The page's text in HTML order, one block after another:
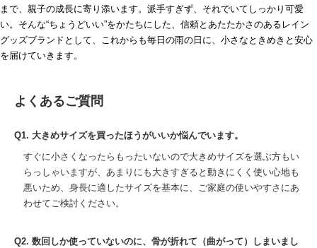
まで、親子の成長に寄り添います。派手すぎず、それでいてしっかり可愛
い。そんな“ちょうどいい”をかたちにした、信頼とあたたかさのあるレイン
グッズブランドとして、これからも毎日の雨の日に、小さなときめきと安心
を届けていきます。
よくあるご質問
Q1. 大きめサイズを買ったほうがいいか悩んでいます。
すぐに小さくなったらもったいないので大きめサイズを選ぶ方もい
らっしゃいますが、あまりにも大きすぎると動きにくく使い心地も
悪いため、身長に適したサイズを基本に、ご家庭の使いやすさにあ
わせてご検討ください。
Q2. 数回しか使っていないのに、骨が折れて（曲がって）しまいまし